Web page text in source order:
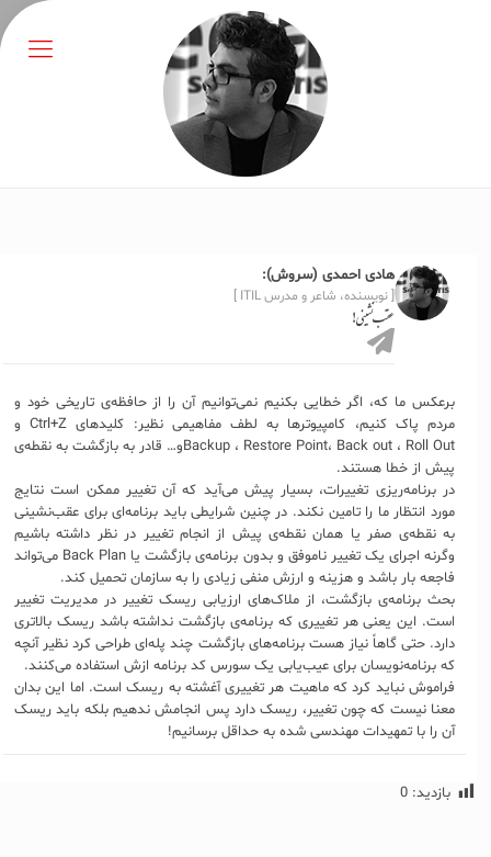
هادی احمدی (سروش):
[ نویسنده، شاعر و مدرس ITIL ]
عقب‌نشینی!
برعکس ما که، اگر خطایی بکنیم نمی‌توانیم آن ‌را از حافظه‌ی تاریخی خود و
مردم پاک کنیم، کامپیوترها به لطف مفاهیمی نظیر: کلیدهای Ctrl+Z و
Backup ، Restore Point، Back out ، Roll Outو… قادر به بازگشت به نقطه‌ی
پیش از خطا هستند.
در برنامه‌‌ریزی تغییرات، بسیار پیش می‌آید که آن تغییر ممکن است نتایج
مورد انتظار ما را تامین نکند. در چنین شرایطی باید برنامه‌ای برای عقب‌نشینی
به نقطه‌ی صفر یا همان نقطه‌ی پیش از انجام تغییر در نظر داشته باشیم
وگرنه اجرای یک تغییر ناموفق و بدون برنامه‌ی بازگشت یا Back Plan‌ می‌تواند
فاجعه بار باشد و هزینه و ارزش منفی زیادی را به سازمان تحمیل کند.
بحث برنامه‌ی بازگشت، از ملاک‌های ارزیابی ریسک تغییر در مدیریت تغییر
است. این یعنی هر تغییری که برنامه‌ی بازگشت نداشته باشد ریسک بالاتری
دارد. حتی گاهاً نیاز هست برنامه‌های بازگشت چند پله‌ای طراحی کرد نظیر آنچه
که برنامه‌نویسان برای عیب‌یابی یک سورس کد برنامه ازش استفاده می‌کنند.
فراموش نباید کرد که ماهیت هر تغییری آغشته به ریسک است. اما این بدان
معنا نیست که چون تغییر، ریسک دارد پس انجامش ندهیم بلکه باید ریسک
آن را با تمهیدات مهندسی شده به حداقل برسانیم!
بازدید: 0